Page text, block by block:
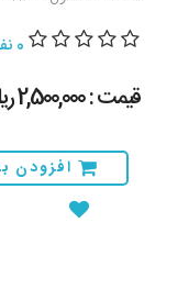
0 نفر
قیمت : 2,500,000 ريال
افزودن